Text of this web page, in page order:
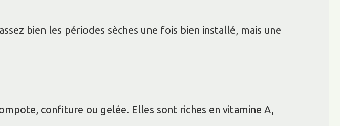
bien les périodes sèches une fois bien installé, mais une
confiture ou gelée. Elles sont riches en vitamine A,